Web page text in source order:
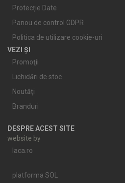
Protecție Date
Panou de control GDPR
Politica de utilizare cookie-uri
VEZI ȘI
Promoţii
Lichidări de stoc
Noutăţi
Branduri
DESPRE ACEST SITE
website by
laca.ro
platforma SOL